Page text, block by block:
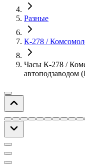
Разные
К-278 /
Часы К-278 /
автоподзаводом